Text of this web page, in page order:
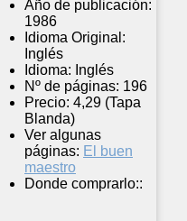
Año de publicación:
1986
Idioma Original:
Inglés
Idioma: Inglés
Nº de páginas: 196
Precio: 4,29 (Tapa
Blanda)
Ver algunas
páginas: El buen
maestro
Donde comprarlo::